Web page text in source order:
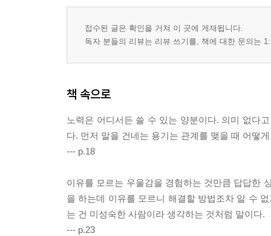
접수된 글은 확인을 거쳐 이 곳에 게재됩니다.
독자 분들의 리뷰는 리뷰 쓰기를, 책에 대한 문의는
책 속으로
노력은 어디서든 쓸 수 있는 양분이다. 의미 없다
다. 먼저 말을 건네는 용기는 관계를 맺을 때 어떻
--- p.18
이유를 모르는 우울감을 경험하는 것만큼 답답한
을 하는데 이유를 모르니 해결할 방법조차 알 수
는 건 미성숙한 사람이라 생각하는 것처럼 말이다.
--- p.23